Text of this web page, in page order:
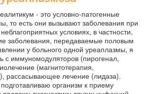
- это условно-патогенные
то есть они вызывают заболевания при
условиях, в частности,
заболевания, передаваемые половым
у больного одной уреаплазмы, я
с иммуномодуляторов (пирогенал,
(магнитотерапия,
рассасывающее лечение (лидаза).
организм к приему